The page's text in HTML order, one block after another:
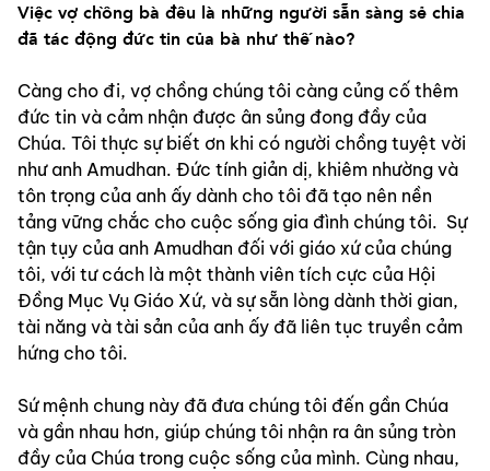
Việc vợ chồng bà đều là những người sẵn sàng sẻ chia
đã tác động đức tin của bà như thế nào?
Càng cho đi, vợ chồng chúng tôi càng củng cố thêm
đức tin và cảm nhận được ân sủng đong đầy của
Chúa. Tôi thực sự biết ơn khi có người chồng tuyệt vời
như anh Amudhan. Đức tính giản dị, khiêm nhường và
tôn trọng của anh ấy dành cho tôi đã tạo nên nền
tảng vững chắc cho cuộc sống gia đình chúng tôi.  Sự
tận tụy của anh Amudhan đối với giáo xứ của chúng
tôi, với tư cách là một thành viên tích cực của Hội
Đồng Mục Vụ Giáo Xứ, và sự sẵn lòng dành thời gian,
tài năng và tài sản của anh ấy đã liên tục truyền cảm
hứng cho tôi.
Sứ mệnh chung này đã đưa chúng tôi đến gần Chúa
và gần nhau hơn, giúp chúng tôi nhận ra ân sủng tròn
đầy của Chúa trong cuộc sống của mình. Cùng nhau,